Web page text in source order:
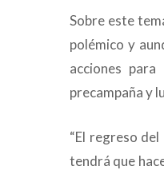
Sobre este
polémico y
acciones
precampaña y
“El regreso
tendrá que